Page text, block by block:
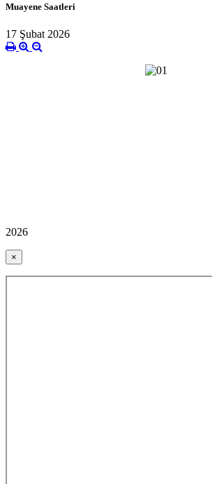
Muayene Saatleri
17 Şubat 2026
2026
×